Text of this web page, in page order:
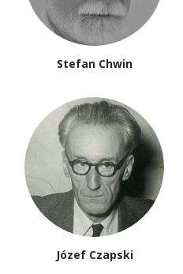
Stefan Chwin
Józef Czapski